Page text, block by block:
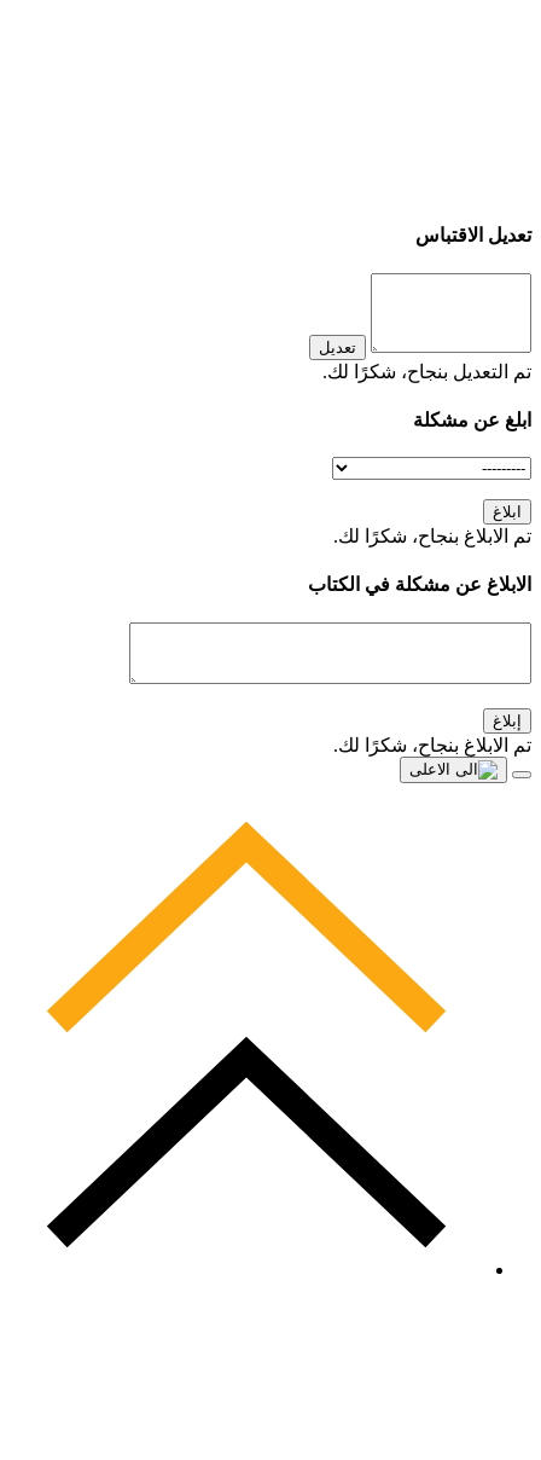
تعديل الاقتباس
تعديل
تم التعديل بنجاح، شكرًا لك.
ابلغ عن مشكلة
ابلاغ
تم الابلاغ بنجاح، شكرًا لك.
الابلاغ عن مشكلة في الكتاب
إبلاغ
تم الابلاغ بنجاح، شكرًا لك.